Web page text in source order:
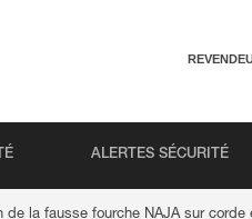
ALERTES SÉCURITÉ
de la fausse fourche NAJA sur corde